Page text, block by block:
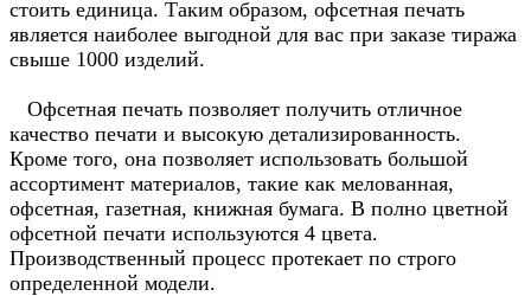
стоить единица. Таким образом, офсетная печать
является наиболее выгодной для вас при заказе тиража
свыше 1000 изделий.
Офсетная печать позволяет получить отличное
качество печати и высокую детализированность.
Кроме того, она позволяет использовать большой
ассортимент материалов, такие как мелованная,
офсетная, газетная, книжная бумага. В полно цветной
офсетной печати используются 4 цвета.
Производственный процесс протекает по строго
определенной модели.